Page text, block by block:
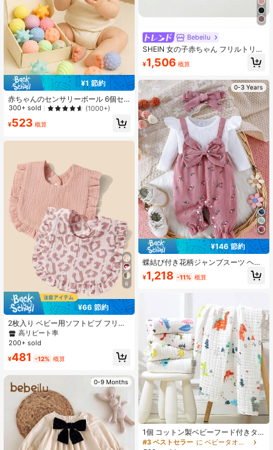
¥1 節約
赤ちゃんのセンサリーボール 6個セ
ット、赤ちゃんの歯がため玩具、モ
水遊びボール、マッサージボール
300+ sold (1000+)
¥523 概算
6
¥66 節約
2枚入り ベビー用ソフトビブ フリル
付き、通気性のある
#1 ベストセラー
に 通気性がある ベビーよだれかけとバープクロス
高リピート率
#1 ベストセラー
高リピート率
#1 ベストセラー
高リピート率
#1 ベストセラー
に 通気性がある ベビーよだれかけとバープクロス
200+ sold
¥481 -12% 概算
0-9 Months
Bebeilu
SHEIN 女の子赤ちゃん フリルトリム
＆ニットパンツ セーター
¥1,506 概算
0-3 Years
¥146 節約
蝶結び付き花柄ジャンプスーツ ヘッ
ドバンド付き ベビーガール 春秋用
¥1,218 -11% 概算
1個 コットン製ベビーフード付きタ
オル、柔らかいベビースワドル毛
#3 ベストセラー
に ベビータオルとバスタオル